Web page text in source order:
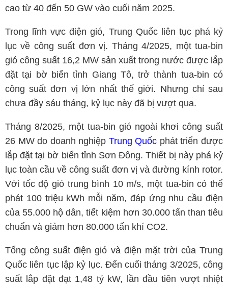
cao từ 40 đến 50 GW vào cuối năm 2025.
Trong lĩnh vực điện gió, Trung Quốc liên tục phá kỷ
lục về công suất đơn vị. Tháng 4/2025, một tua-bin
gió công suất 16,2 MW sản xuất trong nước được lắp
đặt tại bờ biển tỉnh Giang Tô, trở thành tua-bin có
công suất đơn vị lớn nhất thế giới. Nhưng chỉ sau
chưa đầy sáu tháng, kỷ lục này đã bị vượt qua.
Tháng 8/2025, một tua-bin gió ngoài khơi công suất
26 MW do doanh nghiệp Trung Quốc phát triển được
lắp đặt tại bờ biển tỉnh Sơn Đông. Thiết bị này phá kỷ
lục toàn cầu về công suất đơn vị và đường kính rotor.
Với tốc độ gió trung bình 10 m/s, một tua-bin có thể
phát 100 triệu kWh mỗi năm, đáp ứng nhu cầu điện
của 55.000 hộ dân, tiết kiệm hơn 30.000 tấn than tiêu
chuẩn và giảm hơn 80.000 tấn khí CO2.
Tổng công suất điện gió và điện mặt trời của Trung
Quốc liên tục lập kỷ lục. Đến cuối tháng 3/2025, công
suất lắp đặt đạt 1,48 tỷ kW, lần đầu tiên vượt nhiệt